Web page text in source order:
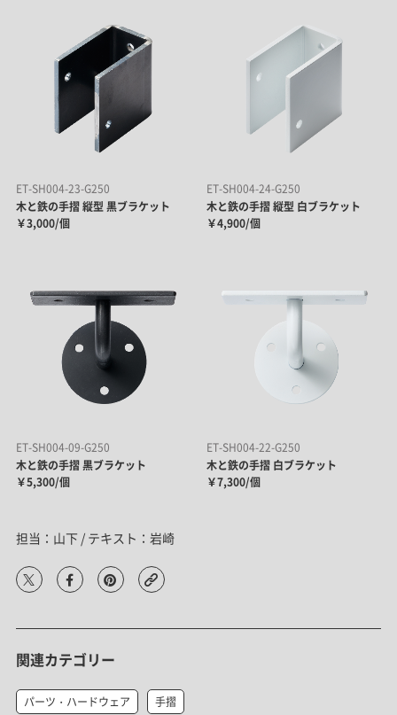
ET-SH004-23-G250
木と鉄の手摺 縦型 黒ブラケット
￥3,000/個
ET-SH004-24-G250
木と鉄の手摺 縦型 白ブラケット
￥4,900/個
ET-SH004-09-G250
木と鉄の手摺 黒ブラケット
￥5,300/個
ET-SH004-22-G250
木と鉄の手摺 白ブラケット
￥7,300/個
担当：山下 / テキスト：岩崎
関連カテゴリー
パーツ・ハードウェア 手摺